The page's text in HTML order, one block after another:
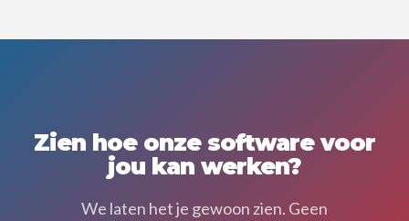
Zien hoe onze software voor
jou kan werken?
We laten het je gewoon zien. Geen